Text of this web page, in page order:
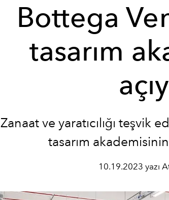
Bottega
tasarım
Zanaat ve yaratıcılığı teşvik
tasarım akademisinin
10.19.2023 yazı